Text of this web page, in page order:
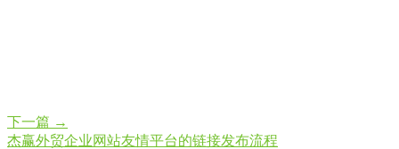
下一篇 →
杰赢外贸企业网站友情平台的链接发布流程